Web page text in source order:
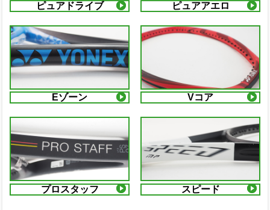
ピュアドライブ ピュアアエロ
Eゾーン Vコア
プロスタッフ スピード